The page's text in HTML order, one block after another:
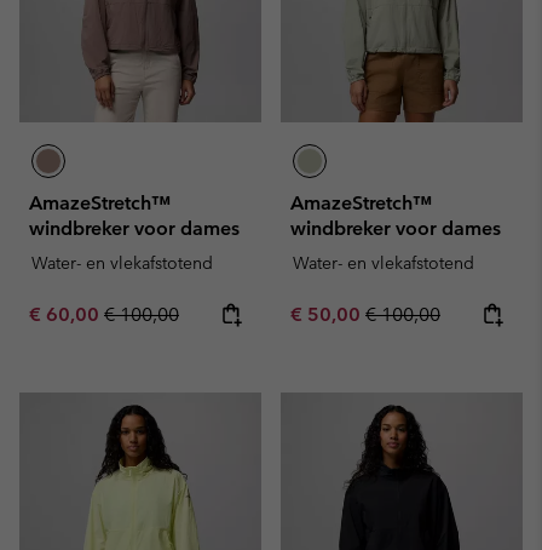
AmazeStretch™
windbreker voor dames
Water- en vlekafstotend
Sale price:
€ 60,00 Regular price:
€ 100,00
AmazeStretch™
windbreker voor dames
Water- en vlekafstotend
Sale price:
€ 50,00 Regular price:
€ 100,00